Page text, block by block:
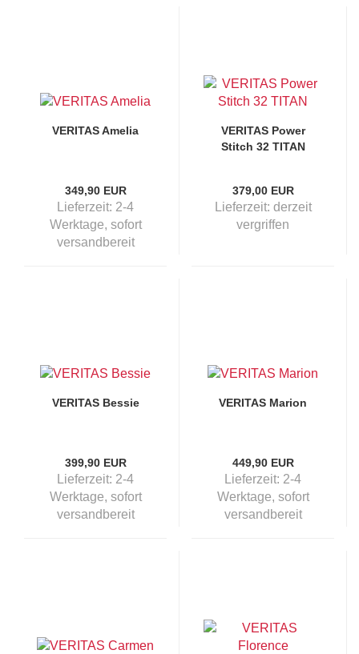
VERITAS Amelia
349,90 EUR
Lieferzeit: 2-4
Werktage, sofort
versandbereit
VERITAS Power
Stitch 32 TITAN
379,00 EUR
Lieferzeit: derzeit
vergriffen
VERITAS Bessie
399,90 EUR
Lieferzeit: 2-4
Werktage, sofort
versandbereit
VERITAS Marion
449,90 EUR
Lieferzeit: 2-4
Werktage, sofort
versandbereit